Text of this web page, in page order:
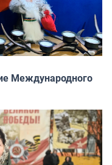
Международного